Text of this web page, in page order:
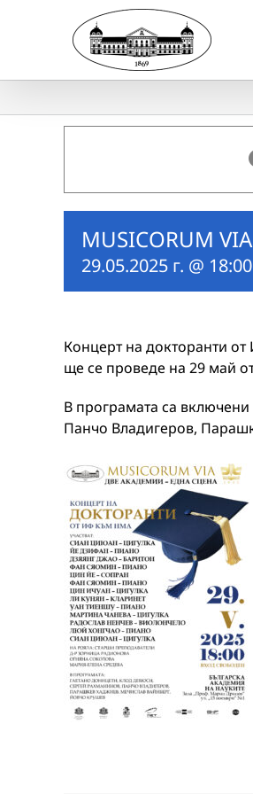
MUSICORUM
29.05.2025 г. @ 18:00
Концерт на докторанти
ще се проведе на 29 май
В програмата са
Панчо Владигеров,